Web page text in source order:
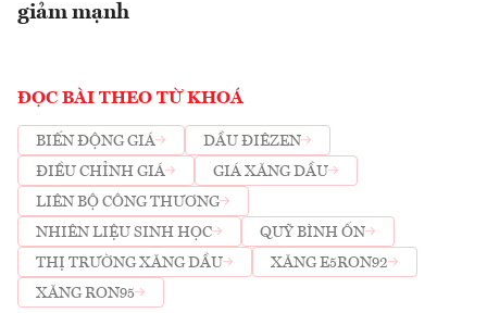
giảm mạnh
ĐỌC BÀI THEO TỪ KHOÁ
BIẾN ĐỘNG GIÁ
DẦU ĐIÊZEN
ĐIỀU CHỈNH GIÁ
GIÁ XĂNG DẦU
LIÊN BỘ CÔNG THƯƠNG
NHIÊN LIỆU SINH HỌC
QUỸ BÌNH ỔN
THỊ TRƯỜNG XĂNG DẦU
XĂNG E5RON92
XĂNG RON95